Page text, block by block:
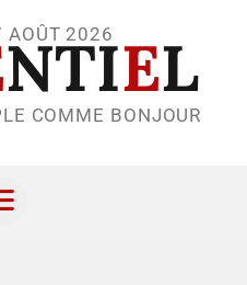
AOÛT 2026
NTIEL
COMME BONJOUR